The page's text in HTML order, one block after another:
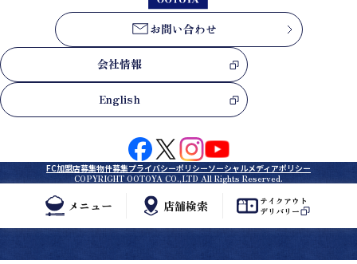
お問い合わせ
会社情報
English
FC加盟店募集物件募集プライバシーポリシーソーシャルメディアポリシー
COPYRIGHT OOTOYA CO.,LTD All Rights Reserved.
メニュー 店舗検索
テイクアウト
デリバリー